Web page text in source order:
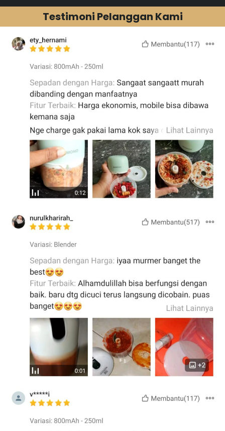
Testimoni Pelanggan Kami